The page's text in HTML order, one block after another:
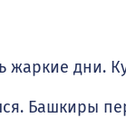
жаркие дни.
Башкиры